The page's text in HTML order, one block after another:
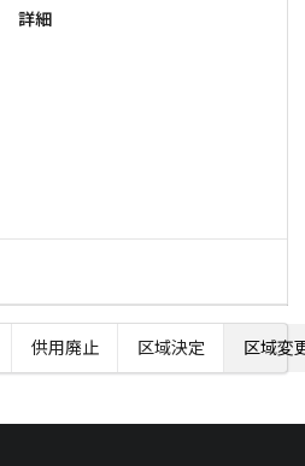
詳細
供用廃止 区域決定 区域変